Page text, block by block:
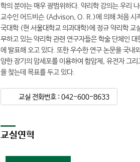
학의 분야는 매우 광범위하다. 약리학 강의는 우리
교수인 어드비슨 (Advison, O. R.)에 의해 처음
국대학 (현 서울대학교 의과대학)에 정규 약리학 교
무하고 있는 약리학 관련 연구자들은 학술 단체인
에 발표해 오고 있다. 또한 우수한 연구 논문을 국내
양한 장기의 암세포를 이용하여 함암제, 유전자 그
을 찾는데 목표를 두고 있다.
교실 전화번호 : 042-600-8633
교실연혁